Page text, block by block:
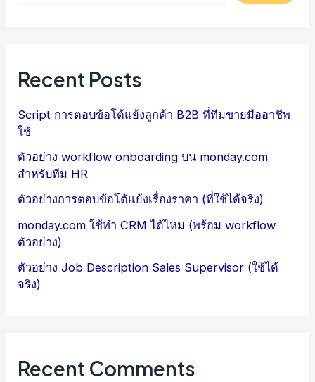
Recent Posts
Script การตอบข้อโต้แย้งลูกค้า B2B ที่ทีมขายมืออาชีพ
ใช้
ตัวอย่าง workflow onboarding บน monday.com
สำหรับทีม HR
ตัวอย่างการตอบข้อโต้แย้งเรื่องราคา (ที่ใช้ได้จริง)
monday.com ใช้ทำ CRM ได้ไหม (พร้อม workflow
ตัวอย่าง)
ตัวอย่าง Job Description Sales Supervisor (ใช้ได้
จริง)
Recent Comments